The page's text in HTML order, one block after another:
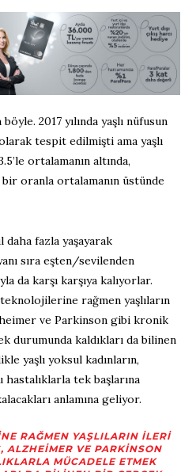
2017 yılında yaşlı nüfusun
tespit edilmişti ama yaşlı
ortalamanın altında,
bir oranla ortalamanın üstünde
daha fazla yaşayarak
sıra eşten/sevilenden
da karşı karşıya kalıyorlar.
rağmen yaşlıların
ve Parkinson gibi kronik
durumunda kaldıkları da bilinen
yaşlı yoksul kadınların,
tek başlarına
anlamına geliyor.
RAĞMEN YAŞLILARIN ILERI
ALZHEIMER VE PARKINSON
MÜCADELE ETMEK